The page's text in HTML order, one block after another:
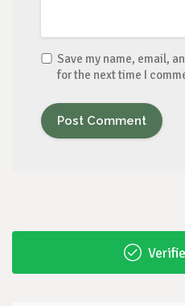
Save my name, email,
for the next time I